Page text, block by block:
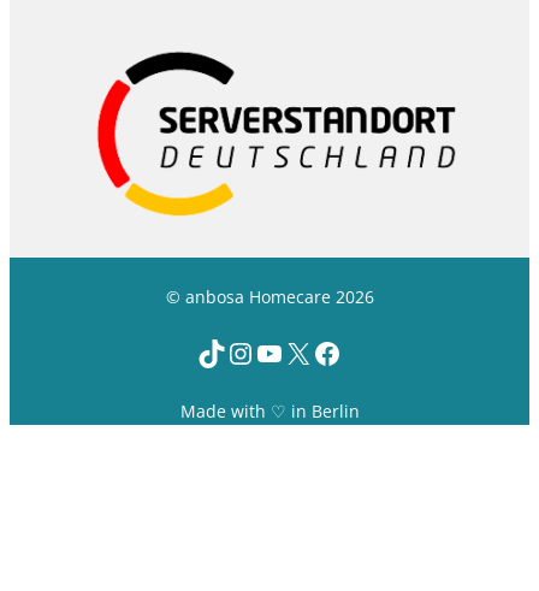
© anbosa Homecare 2026
TikTok InstagramYouTube X Facebook
Made with ♡ in Berlin